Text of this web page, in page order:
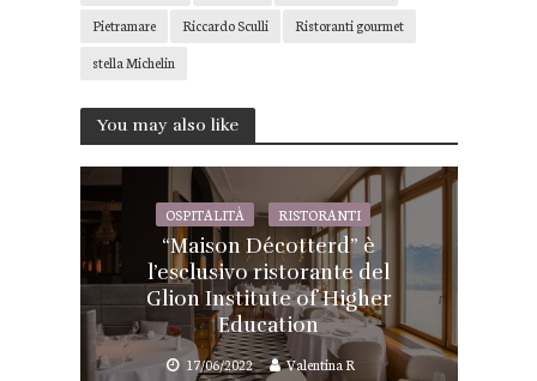
Pietramare
Riccardo Sculli
Ristoranti gourmet
stella Michelin
You may also like
OSPITALITÀ RISTORANTI
“Maison Décotterd” è
l’esclusivo ristorante del
Glion Institute of Higher
Education
17/06/2022 Valentina R